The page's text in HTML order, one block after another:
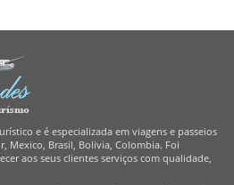
e é especializada em viagens e passeios
Mexico, Brasil, Bolivia, Colombia. Foi
aos seus clientes serviços com qualidade,